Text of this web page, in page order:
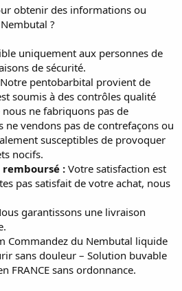
obtenir des informations ou
Nembutal ?
uniquement aux personnes de
de sécurité.
Notre pentobarbital provient de
soumis à des contrôles qualité
ne fabriquons pas de
vendons pas de contrefaçons ou
susceptibles de provoquer
nocifs.
: Votre satisfaction est
pas satisfait de votre achat, nous
garantissons une livraison
Commandez du Nembutal liquide
sans douleur – Solution buvable
FRANCE sans ordonnance.